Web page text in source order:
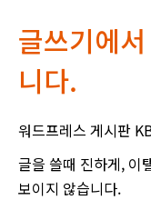
글쓰기에
니다.
워드프레스 게시판
글을 쓸때 진하게, 이
보이지 않습니다.